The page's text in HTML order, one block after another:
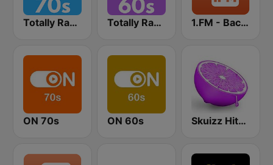
Totally Radio 70s Totally Radio 60s 1.FM - Back to the 50s and 60s
ON 70s ON 60s Skuizz Hits 50s- 70s